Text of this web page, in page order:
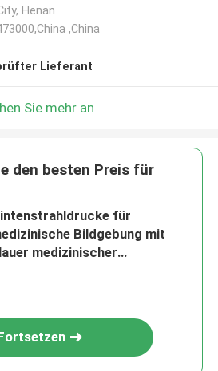
Henan
,China
Lieferant
Sie mehr an
den besten Preis für
für
Bildgebung mit
medizinischer